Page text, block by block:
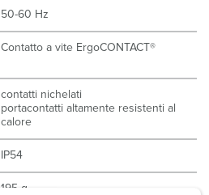
50-60 Hz
Contatto a vite ErgoCONTACT®
contatti nichelati
portacontatti altamente resistenti al
calore
IP54
195 g